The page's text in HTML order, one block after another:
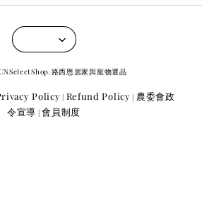
路西恩居家與寵物選品
Policy | Refund Policy | 農委會政
令宣導 |會員制度